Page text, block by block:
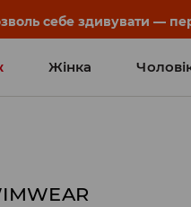
ДНЯ 🛍️ Купон та деталі
Жінка